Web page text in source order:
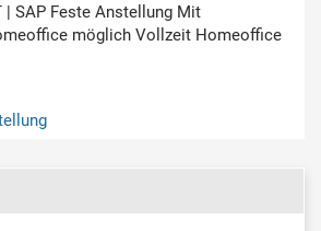
| SAP Feste Anstellung Mit
möglich Vollzeit Homeoffice